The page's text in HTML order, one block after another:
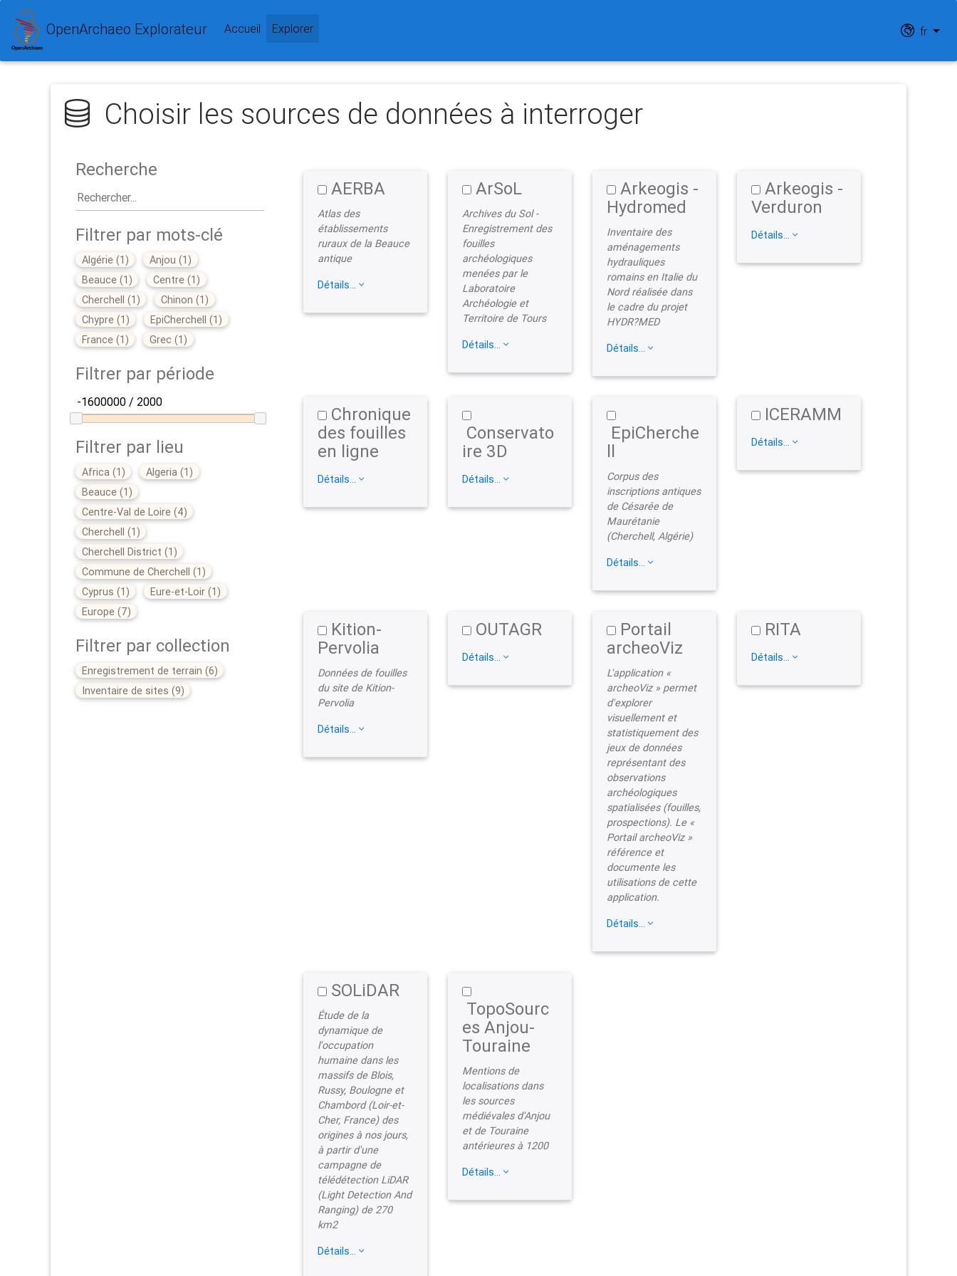
OpenArchaeo Explorateur Accueil Explorer(current) fr
Choisir les sources de données à interroger
Recherche
Filtrer par mots-clé
Algérie(1) Anjou (1)
Beauce(1) Centre(1)
Cherchell (1) Chinon (1)
Chypre(1) EpiCherchell (1)
France(1) Grec (1)
Filtrer par période
Filtrer par lieu
Africa(1) Algeria(1)
Beauce(1)
Centre-Val de Loire(4)
Cherchell (1)
Cherchell District (1)
Commune de Cherchell (1)
Cyprus (1) Eure-et-Loir(1)
Europe(7)
Filtrer par collection
Enregistrement de terrain (6)
Inventaire de sites (9)
AERBA
Atlas des
établissements
ruraux de la Beauce
antique
Détails...
ArSoL
Archives du Sol -
Enregistrement des
fouilles
archéologiques
menées par le
Laboratoire
Archéologie et
Territoire de Tours
Détails...
Arkeogis -
Hydromed
Inventaire des
aménagements
hydrauliques
romains en Italie du
Nord réalisée dans
le cadre du projet
HYDR?MED
Détails...
Arkeogis -
Verduron
Détails...
Chronique
des fouilles
en ligne
Détails...
Conservato
ire 3D
Détails...
EpiCherche
ll
Corpus des
inscriptions antiques
de Césarée de
Maurétanie
(Cherchell, Algérie)
Détails...
ICERAMM
Détails...
Kition-
Pervolia
Données de fouilles
du site de Kition-
Pervolia
Détails...
OUTAGR
Détails...
Portail
archeoViz
L'application «
archeoViz » permet
d'explorer
visuellement et
statistiquement des
jeux de données
représentant des
observations
archéologiques
spatialisées (fouilles,
prospections). Le «
Portail archeoViz »
référence et
documente les
utilisations de cette
application.
Détails...
RITA
Détails...
SOLiDAR
Étude de la
dynamique de
l'occupation
humaine dans les
massifs de Blois,
Russy, Boulogne et
Chambord (Loir-et-
Cher, France) des
origines à nos jours,
à partir d'une
campagne de
télédétection LiDAR
(Light Detection And
Ranging) de 270
km2
Détails...
TopoSourc
es Anjou-
Touraine
Mentions de
localisations dans
les sources
médiévales d'Anjou
et de Touraine
antérieures à 1200
Détails...